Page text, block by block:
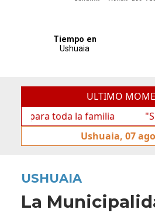
ULTIMO
toda la familia
Ushuaia, 07
USHUAIA
La